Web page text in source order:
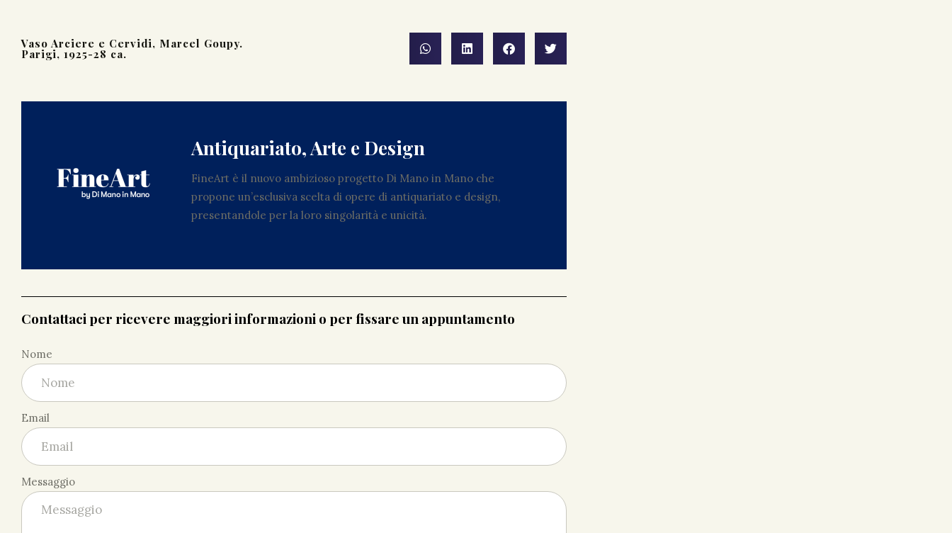
Vaso Arciere e Cervidi, Marcel Goupy.
Parigi, 1925-28 ca.
Antiquariato, Arte e Design
FineArt è il nuovo ambizioso progetto Di Mano in Mano che
propone un’esclusiva scelta di opere di antiquariato e design,
presentandole per la loro singolarità e unicità.
Contattaci per ricevere maggiori informazioni o per fissare un appuntamento
Nome
Email
Messaggio